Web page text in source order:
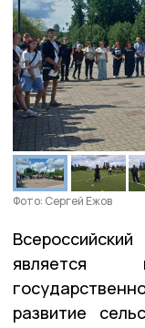
Фото: Сергей Ежов
является
развитие